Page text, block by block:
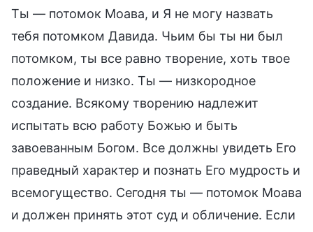
Ты — потомок Моава, и Я не могу назвать
тебя потомком Давида. Чьим бы ты ни был
потомком, ты все равно творение, хоть твое
положение и низко. Ты — низкородное
создание. Всякому творению надлежит
испытать всю работу Божью и быть
завоеванным Богом. Все должны увидеть Его
праведный характер и познать Его мудрость и
всемогущество. Сегодня ты — потомок Моава
и должен принять этот суд и обличение. Если